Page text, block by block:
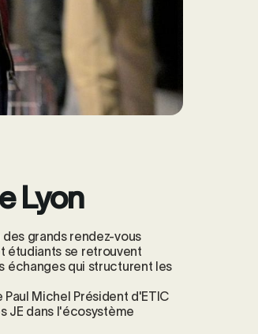
Lyon
des grands rendez-vous
étudiants se retrouvent
échanges qui structurent les
Michel Président d'ETIC
JE dans l'écosystème